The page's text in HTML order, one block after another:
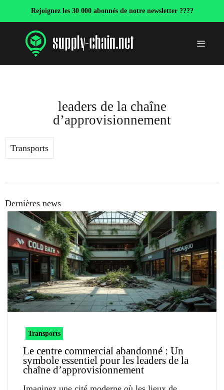
Rejoignez les 30 000 abonnés de notre newsletter ????
Menu
leaders de la chaîne
d’approvisionnement
Transports
Dernières news
Transports
Le centre commercial abandonné : Un
symbole essentiel pour les leaders de la
chaîne d’approvisionnement